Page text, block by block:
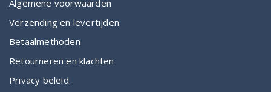
Algemene voorwaarden
Verzending en levertijden
Betaalmethoden
Retourneren en klachten
Privacy beleid